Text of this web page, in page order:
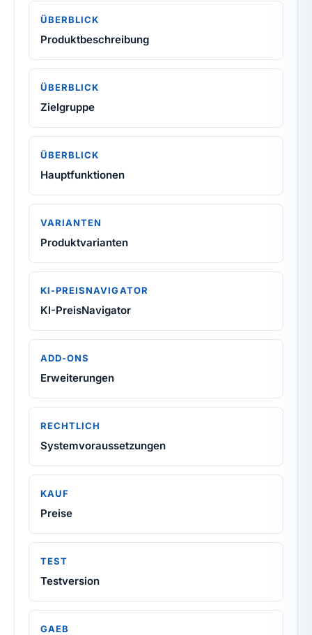
ÜBERBLICK
Produktbeschreibung
ÜBERBLICK
Zielgruppe
ÜBERBLICK
Hauptfunktionen
VARIANTEN
Produktvarianten
KI-PREISNAVIGATOR
KI-PreisNavigator
ADD-ONS
Erweiterungen
RECHTLICH
Systemvoraussetzungen
KAUF
Preise
TEST
Testversion
GAEB